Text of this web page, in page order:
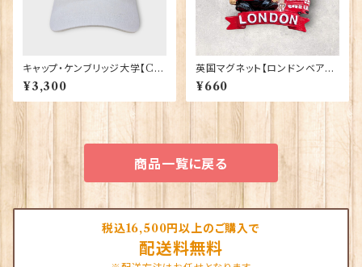
キャップ・ケンブリッジ大学【Ca
mbridge Univ.】00215
¥3,300
英国マグネット【ロンドンベア】A
&S Gifts 90030（RMG-037）
¥660
商品一覧に戻る
税込16,500円以上のご購入で
配送料無料